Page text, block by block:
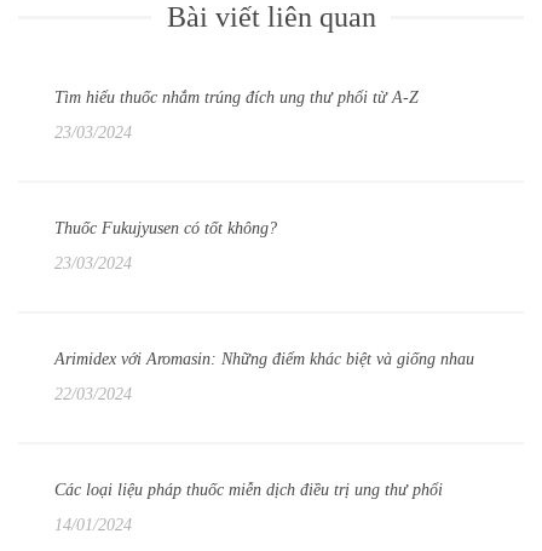
Bài viết liên quan
Tìm hiểu thuốc nhắm trúng đích ung thư phổi từ A-Z
23/03/2024
Thuốc Fukujyusen có tốt không?
23/03/2024
Arimidex với Aromasin: Những điểm khác biệt và giống nhau
22/03/2024
Các loại liệu pháp thuốc miễn dịch điều trị ung thư phổi
14/01/2024